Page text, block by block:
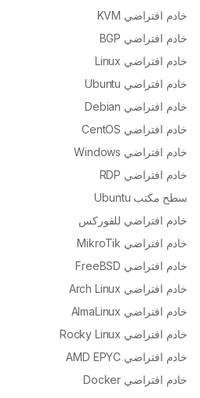
خادم افتراضي KVM
خادم افتراضي BGP
خادم افتراضي Linux
خادم افتراضي Ubuntu
خادم افتراضي Debian
خادم افتراضي CentOS
خادم افتراضي Windows
خادم افتراضي RDP
سطح مكتب Ubuntu
خادم افتراضي للفوركس
خادم افتراضي MikroTik
خادم افتراضي FreeBSD
خادم افتراضي Arch Linux
خادم افتراضي AlmaLinux
خادم افتراضي Rocky Linux
خادم افتراضي AMD EPYC
خادم افتراضي Docker